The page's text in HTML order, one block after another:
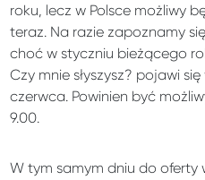
roku, lecz w Polsce możliwy
teraz. Na razie zapoznamy
choć w styczniu bieżącego
Czy mnie słyszysz? pojawi
czerwca. Powinien być
9.00.
W tym samym dniu do